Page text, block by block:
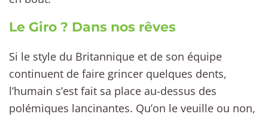
Le Giro ? Dans nos rêves
Si le style du Britannique et de son équipe
continuent de faire grincer quelques dents,
l’humain s’est fait sa place au-dessus des
polémiques lancinantes. Qu’on le veuille ou non,